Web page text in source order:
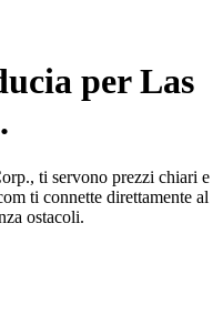
per Las
ti servono prezzi chiari e
ti connette direttamente al
ostacoli.